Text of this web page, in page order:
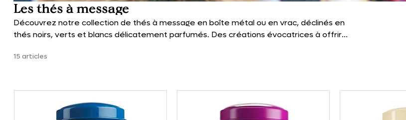
Les thés à message
Découvrez notre collection de thés à message en boîte métal ou en vrac, déclinés en
thés noirs, verts et blancs délicatement parfumés. Des créations évocatrices à offrir
15 articles